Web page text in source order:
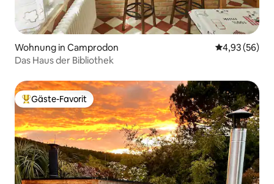
Wohnung in Camprodon
4,93 (56)
Das Haus der Bibliothek
Beliebter Gäste-Favorit.
Gäste-Favorit